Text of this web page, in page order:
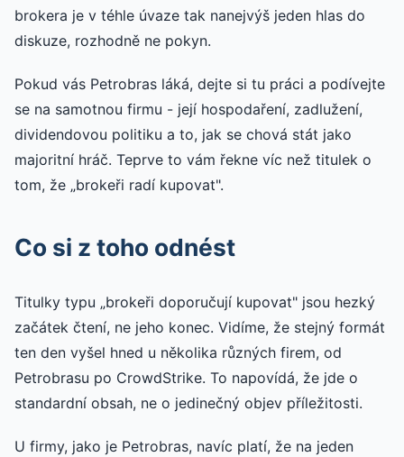
brokera je v téhle úvaze tak nanejvýš jeden hlas do
diskuze, rozhodně ne pokyn.
Pokud vás Petrobras láká, dejte si tu práci a podívejte
se na samotnou firmu - její hospodaření, zadlužení,
dividendovou politiku a to, jak se chová stát jako
majoritní hráč. Teprve to vám řekne víc než titulek o
tom, že „brokeři radí kupovat".
Co si z toho odnést
Titulky typu „brokeři doporučují kupovat" jsou hezký
začátek čtení, ne jeho konec. Vidíme, že stejný formát
ten den vyšel hned u několika různých firem, od
Petrobrasu po CrowdStrike. To napovídá, že jde o
standardní obsah, ne o jedinečný objev příležitosti.
U firmy, jako je Petrobras, navíc platí, že na jeden